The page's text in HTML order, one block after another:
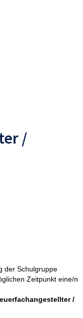
/
der Schulgruppe
Zeitpunkt eine/n
/